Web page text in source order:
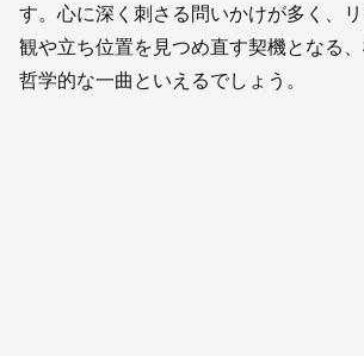
す。心に深く刺さる問いかけが多く、
観や立ち位置を見つめ直す契機となる
哲学的な一曲といえるでしょう。